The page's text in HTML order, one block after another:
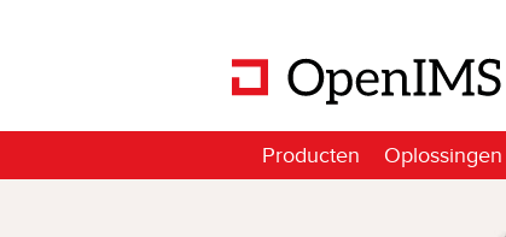
Producten Oplossingen